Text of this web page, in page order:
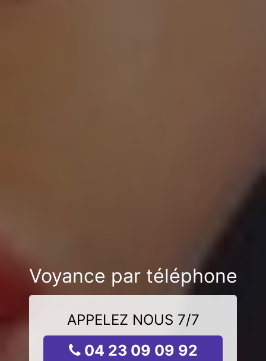
Voyance par téléphone
APPELEZ NOUS 7/7
04 23 09 09 92